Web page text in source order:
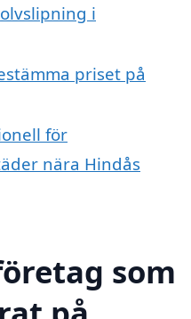
i
priset på
för
nära Hindås
som